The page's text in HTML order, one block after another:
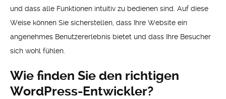
und dass alle Funktionen intuitiv zu bedienen sind. Auf diese
Weise können Sie sicherstellen, dass Ihre Website ein
angenehmes Benutzererlebnis bietet und dass Ihre Besucher
sich wohl fühlen.
Wie finden Sie den richtigen
WordPress-Entwickler?